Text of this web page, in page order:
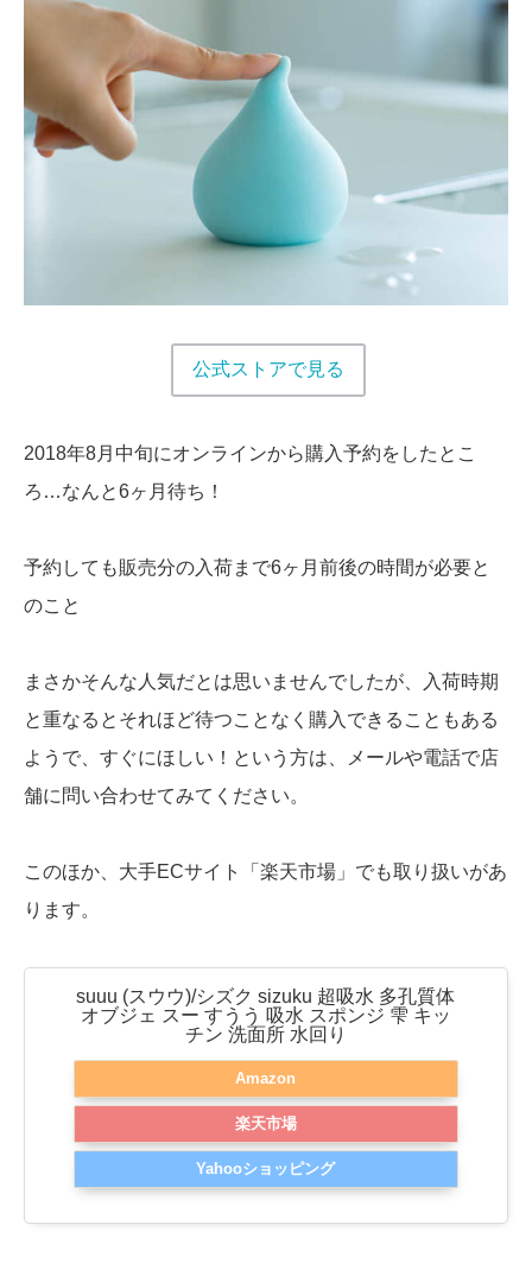
公式ストアで見る
2018年8月中旬にオンラインから購入予約をしたとこ
ろ…なんと6ヶ月待ち！
予約しても販売分の入荷まで6ヶ月前後の時間が必要と
のこと
まさかそんな人気だとは思いませんでしたが、入荷時期
と重なるとそれほど待つことなく購入できることもある
ようで、すぐにほしい！という方は、メールや電話で店
舗に問い合わせてみてください。
このほか、大手ECサイト「楽天市場」でも取り扱いがあ
ります。
suuu (スウウ)/シズク sizuku 超吸水 多孔質体
オブジェ スー すうう 吸水 スポンジ 雫 キッ
チン 洗面所 水回り
Amazon
楽天市場
Yahooショッピング